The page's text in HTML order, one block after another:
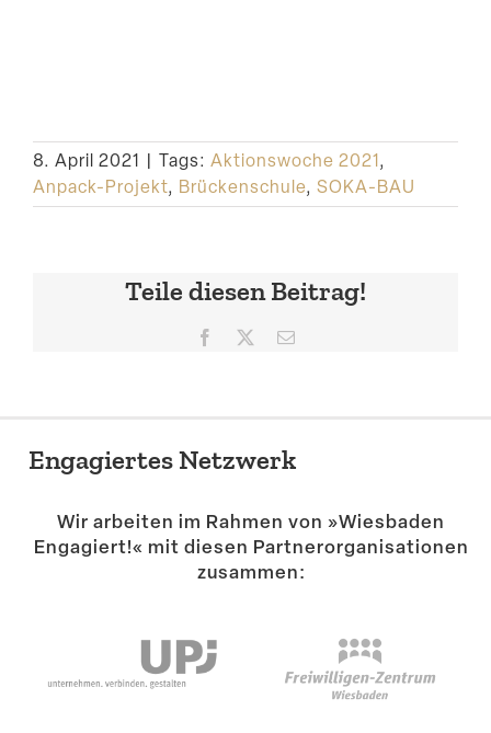
8. April 2021 | Tags: Aktionswoche 2021,
Anpack-Projekt, Brückenschule, SOKA-BAU
Teile diesen Beitrag!
Facebook E-
Engagiertes Netzwerk
Wir arbeiten im Rahmen von »Wiesbaden
Engagiert!« mit diesen Partner­or­ga­ni­sa­tionen
zusammen: